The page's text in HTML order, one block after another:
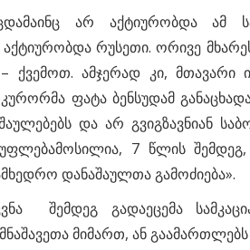
არ აქტიურობდა ამ
რუსეთი. ორივე მხარეს
ქვემოთ. ამჯერად კი, მთავარი
ფატა ბენსუდამ
და არ გვიგზავნიან
7 წლის
დანაშაულთა გამოძიება».
შემდეგ გადაეცემა
მიმართ, ან გაამართლებს